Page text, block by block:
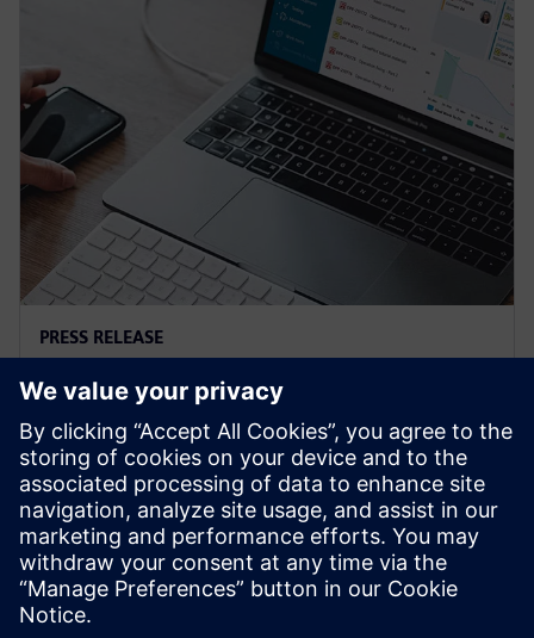
PRESS RELEASE
Siemens and Microsoft team up
to deliver Polarion X on Azure
2025년 11월 18일